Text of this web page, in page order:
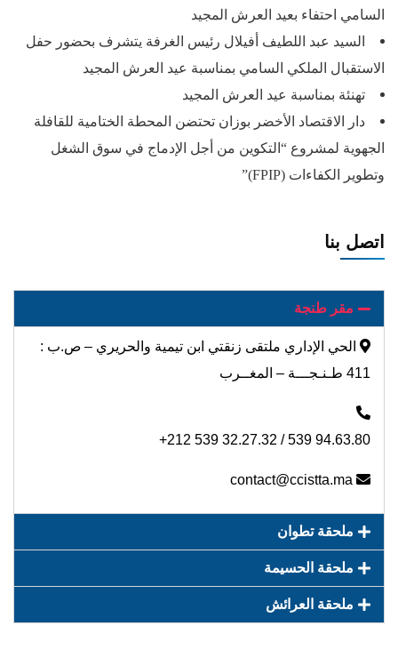
السامي احتفاء بعيد العرش المجيد
السيد عبد اللطيف أفيلال رئيس الغرفة يتشرف بحضور حفل
الاستقبال الملكي السامي بمناسبة عيد العرش المجيد
تهنئة بمناسبة عيد العرش المجيد
دار الاقتصاد الأخضر بوزان تحتضن المحطة الختامية للقافلة
الجهوية لمشروع “التكوين من أجل الإدماج في سوق الشغل
وتطوير الكفاءات (FPIP)”
اتصل بنا
مقر طنجة
الحي الإداري ملتقى زنقتي ابن تيمية والحريري – ص.ب :
411 طـنـجـــة – المغــرب
+212 539 32.27.32 / 539 94.63.80
ملحقة تطوان
ملحقة الحسيمة
ملحقة العرائش